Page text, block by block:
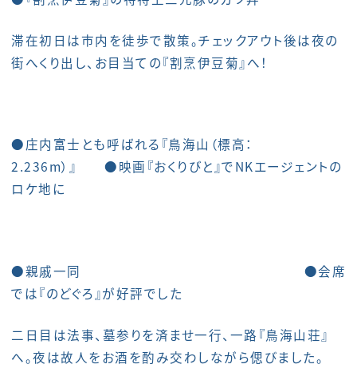
滞在初日は市内を徒歩で散策。チェックアウト後は夜の
街へくり出し、お目当ての『割烹伊豆菊』へ！
●庄内富士とも呼ばれる『鳥海山（標高：
2.236m）』 ●映画『おくりびと』でNKエージェントの
ロケ地に
●親戚一同 ●会席
では『のどぐろ』が好評でした
二日目は法事、墓参りを済ませ一行、一路『鳥海山荘』
へ。夜は故人をお酒を酌み交わしながら偲びました。